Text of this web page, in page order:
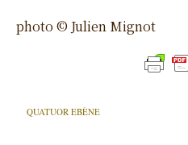
photo © Julien Mignot
QUATUOR EBÈNE